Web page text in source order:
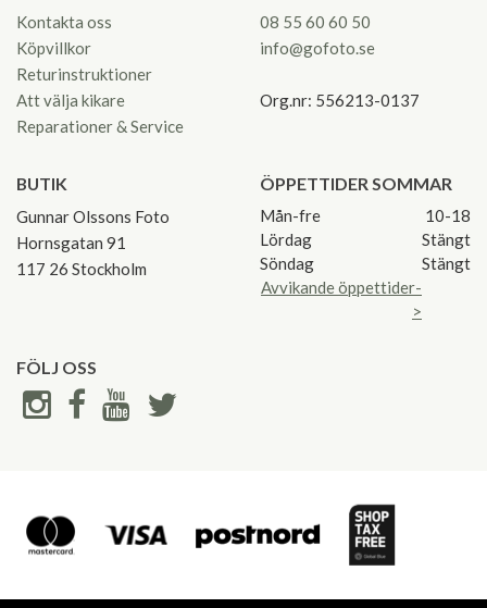
Kontakta oss
Köpvillkor
Returinstruktioner
Att välja kikare
Reparationer & Service
08 55 60 60 50
info@gofoto.se
Org.nr: 556213-0137
BUTIK
Gunnar Olssons Foto
Hornsgatan 91
117 26 Stockholm
ÖPPETTIDER SOMMAR
Mån-fre
10-18
Lördag
Stängt
Söndag
Stängt
Avvikande öppettider-
>
FÖLJ OSS